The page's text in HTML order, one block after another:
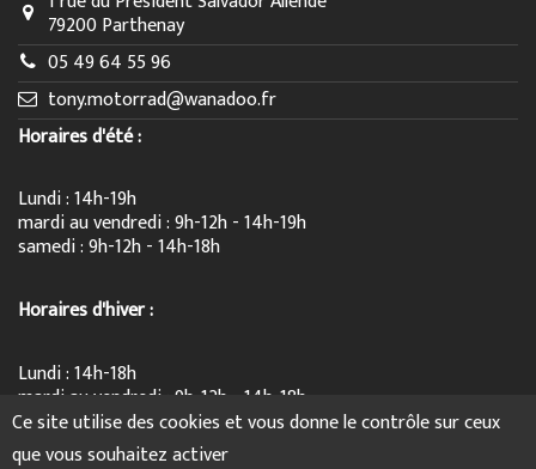
79200 Parthenay
05 49 64 55 96
tony.motorrad@wanadoo.fr
Horaires d'été :
Lundi : 14h-19h
mardi au vendredi : 9h-12h - 14h-19h
samedi : 9h-12h - 14h-18h
Horaires d'hiver :
Lundi : 14h-18h
mardi au vendredi : 9h-12h - 14h-18h
samedi : 9h-12h - 14h-17h
Ce site utilise des cookies et vous donne le contrôle sur ceux
que vous souhaitez activer